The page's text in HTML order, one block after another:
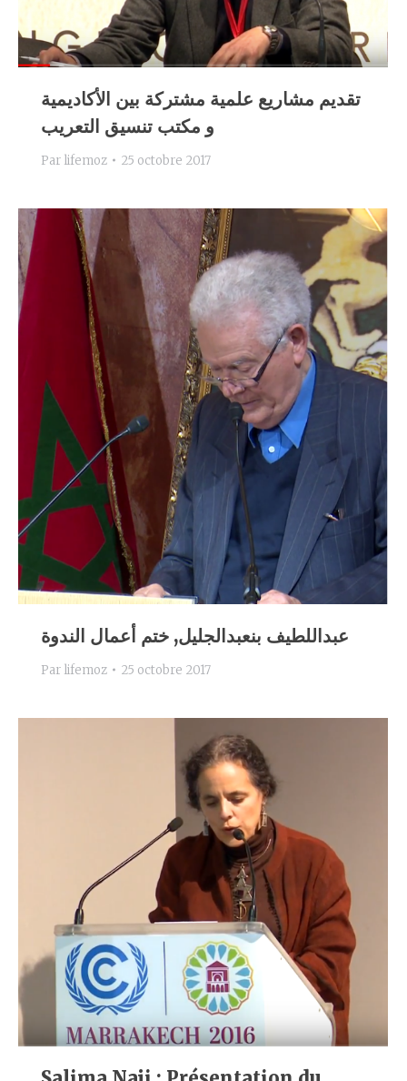
تقديم مشاريع علمية مشتركة بين الأكاديمية
و مكتب تنسيق التعريب
Par lifemoz 25 octobre 2017
عبداللطيف بنعبدالجليل, ختم أعمال الندوة
Par lifemoz 25 octobre 2017